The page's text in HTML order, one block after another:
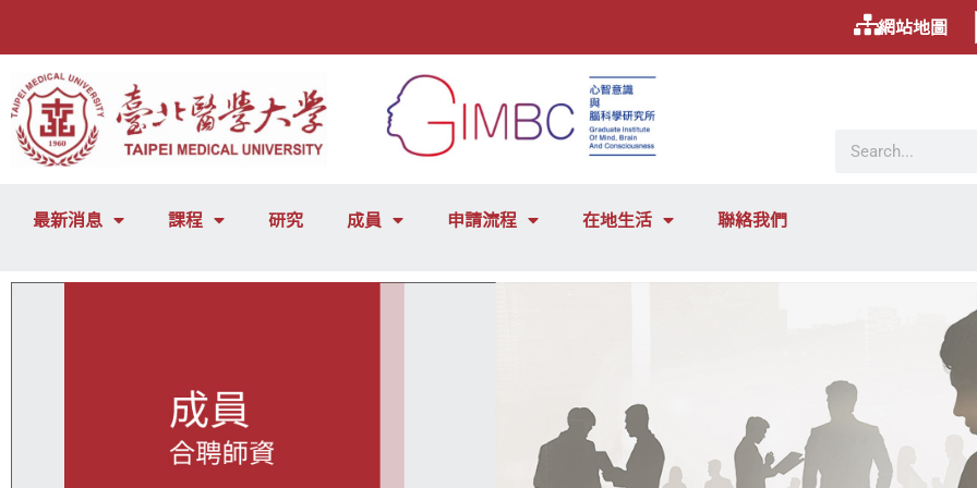
網站地圖
最新消息 課程 研究 成員 申請流程 在地生活 聯絡我們